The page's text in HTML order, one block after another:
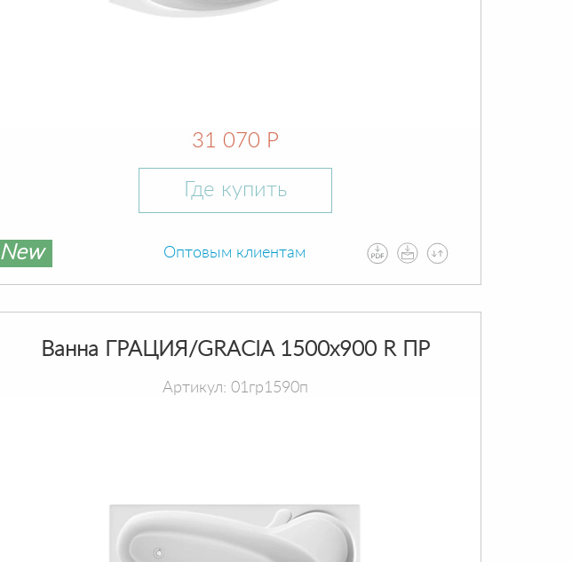
31 070 Р
Где купить
New Оптовым клиентам
Ванна ГРАЦИЯ/GRACIA 1500х900 R ПР
Артикул: 01гр1590п